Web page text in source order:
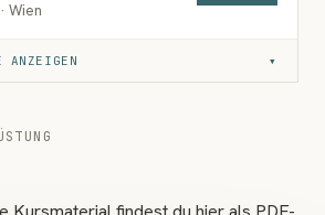
Wien
ANZEIGEN ▾